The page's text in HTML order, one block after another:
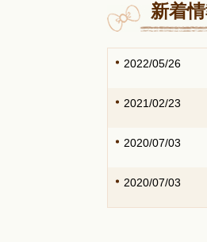
新着
2022/05/26
2021/02/23
2020/07/03
2020/07/03